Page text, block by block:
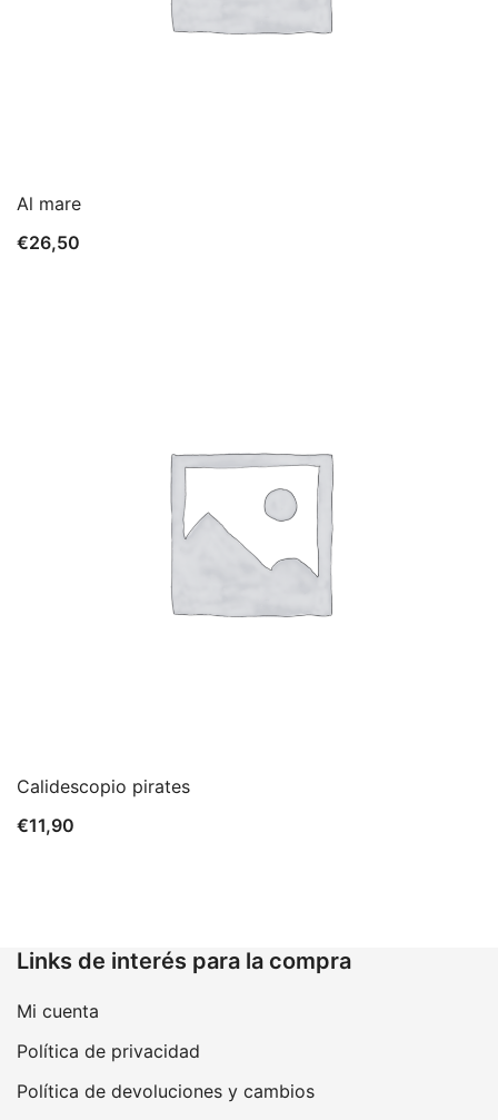
Al mare
€26,50
Calidescopio pirates
€11,90
Links de interés para la compra
Mi cuenta
Política de privacidad
Política de devoluciones y cambios